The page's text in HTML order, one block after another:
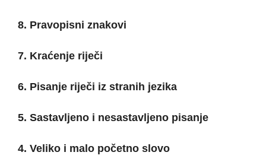
8. Pravopisni znakovi
7. Kraćenje riječi
6. Pisanje riječi iz stranih jezika
5. Sastavljeno i nesastavljeno pisanje
4. Veliko i malo početno slovo